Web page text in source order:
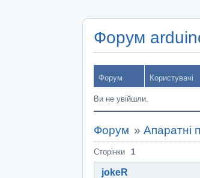
Форум
Форум Користувачі
Ви не увійшли.
Форум » Апаратні
Сторінки 1
jokeR